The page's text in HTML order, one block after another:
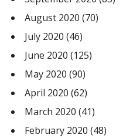
August 2020 (70)
July 2020 (46)
June 2020 (125)
May 2020 (90)
April 2020 (62)
March 2020 (41)
February 2020 (48)